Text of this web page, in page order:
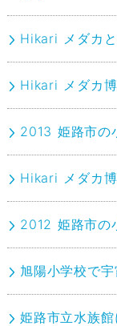
Hikari メダカ
Hikari メダカ
2013 姫路市の
Hikari メダカ
2012 姫路市の
旭陽小学校で
姫路市立水族館